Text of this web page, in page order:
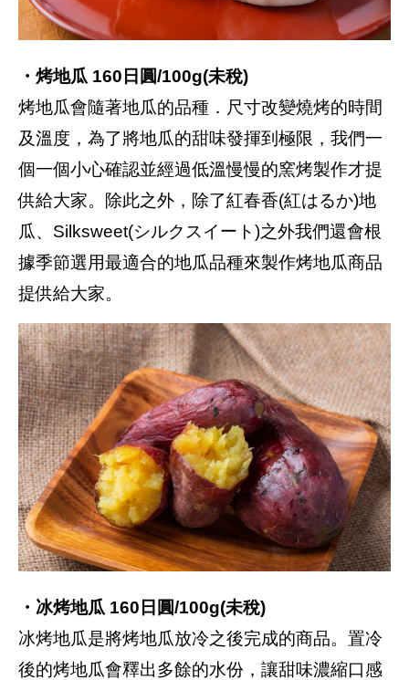
・烤地瓜 160日圓/100g(未稅)
烤地瓜會隨著地瓜的品種．尺寸改變燒烤的時間
及溫度，為了將地瓜的甜味發揮到極限，我們一
個一個小心確認並經過低溫慢慢的窯烤製作才提
供給大家。除此之外，除了紅春香(紅はるか)地
瓜、Silksweet(シルクスイート)之外我們還會根
據季節選用最適合的地瓜品種來製作烤地瓜商品
提供給大家。
・冰烤地瓜 160日圓/100g(未稅)
冰烤地瓜是將烤地瓜放冷之後完成的商品。置冷
後的烤地瓜會釋出多餘的水份，讓甜味濃縮口感